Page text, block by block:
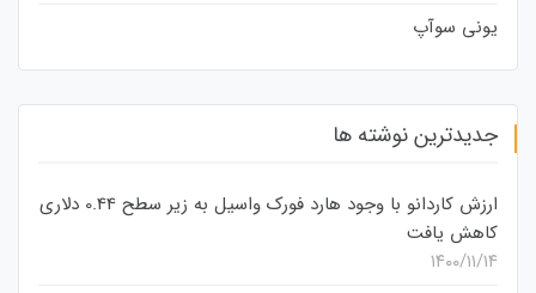
یونی سوآپ
جدیدترین نوشته ها
ارزش کاردانو با وجود هارد فورک واسیل به زیر سطح 0.44 دلاری
کاهش یافت
۱۴۰۰/۱۱/۱۴